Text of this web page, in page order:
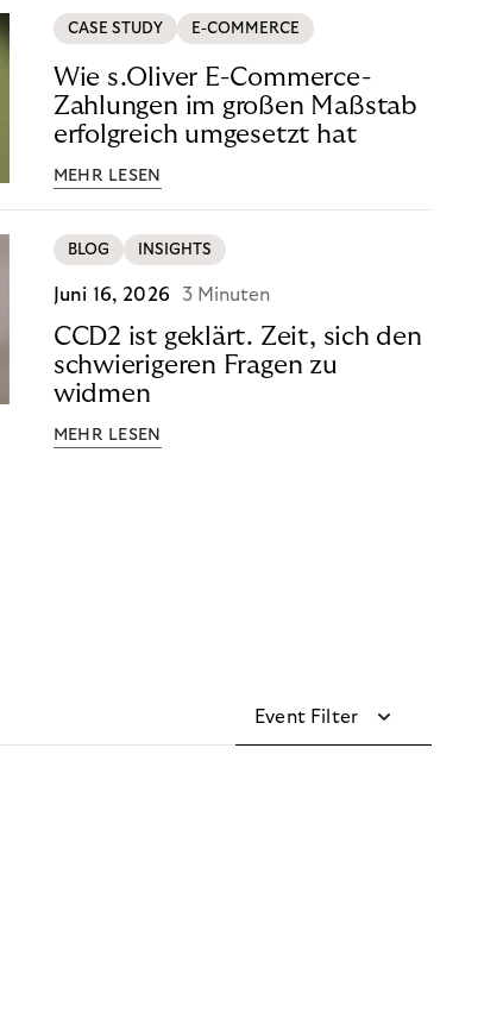
CASE STUDY E-COMMERCE
Wie s.Oliver E-Commerce-
Zahlungen im großen Maßstab
erfolgreich umgesetzt hat
MEHR LESEN
BLOG INSIGHTS
Juni 16, 2026 3 Minuten
CCD2 ist geklärt. Zeit, sich den
schwierigeren Fragen zu
widmen
MEHR LESEN
Event Filter